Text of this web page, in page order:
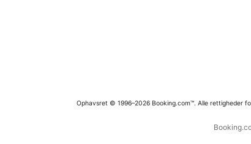
Ophavsret © 1996–2026 Booking.com™. Alle rettigheder